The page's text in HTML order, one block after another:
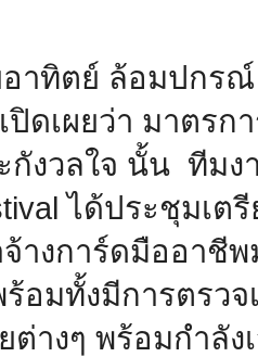
ย์ ล้อมปกรณ์ หรื
ปิดเผยว่า มาตร
กังวลใจ นั้น ทีมง
ได้ประชุมเ
จ้างการ์ดมืออาชี
อมทั้งมีการตรว
างๆ พร้อมกำลัง